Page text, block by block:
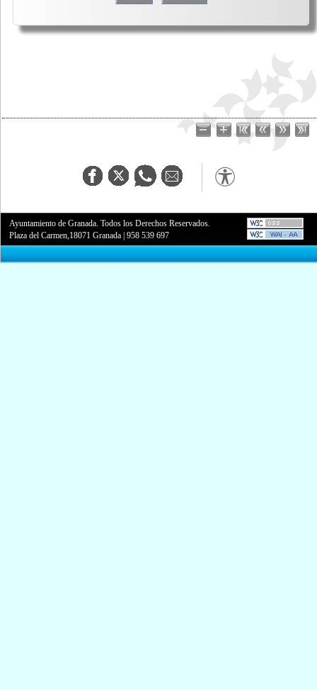
Ayuntamiento de Granada. Todos los Derechos Reservados.
Plaza del Carmen,18071 Granada |958 539 697